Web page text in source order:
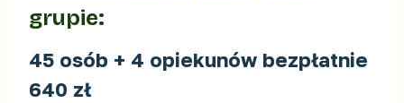
grupie:
45 osób + 4 opiekunów bezpłatnie
640 zł